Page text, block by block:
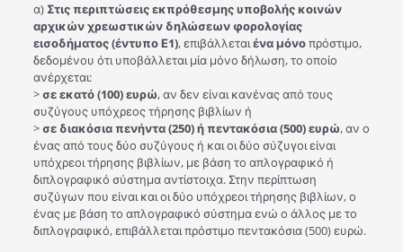
α) Στις περιπτώσεις εκπρόθεσμης υποβολής κοινών
αρχικών χρεωστικών δηλώσεων φορολογίας
εισοδήματος (έντυπο Ε1), επιβάλλεταιένα μόνοπρόστιμο,
δεδομένου ότι υποβάλλεται μία μόνο δήλωση, το οποίο
ανέρχεται:
>σε εκατό (100) ευρώ, αν δεν είναι κανένας από τους
συζύγους υπόχρεος τήρησης βιβλίων ή
>σε διακόσια πενήντα (250) ή πεντακόσια (500) ευρώ, αν ο
ένας από τους δύο συζύγους ή και οι δύο σύζυγοι είναι
υπόχρεοι τήρησης βιβλίων, με βάση το απλογραφικό ή
διπλογραφικό σύστημα αντίστοιχα. Στην περίπτωση
συζύγων που είναι και οι δύο υπόχρεοι τήρησης βιβλίων, ο
ένας με βάση το απλογραφικό σύστημα ενώ ο άλλος με το
διπλογραφικό, επιβάλλεται πρόστιμο πεντακόσια (500) ευρώ.